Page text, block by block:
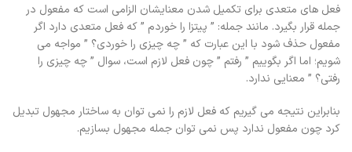
فعل های متعدی برای تکمیل شدن معنایشان الزامی است که مفعول در
جمله قرار بگیرد. مانند جمله: ” پیتزا را خوردم ” که فعل متعدی دارد اگر
مفعول حذف شود با این عبارت که ” چه چیزی را خوردی؟ ” مواجه می
شویم؛ اما اگر بگوییم ” رفتم ” چون فعل لازم است، سوال ” چه چیزی را
رفتی؟ ” معنایی ندارد.
بنابراین نتیجه می گیریم که فعل لازم را نمی توان به ساختار مجهول تبدیل
کرد چون مفعول ندارد پس نمی توان جمله مجهول بسازیم.